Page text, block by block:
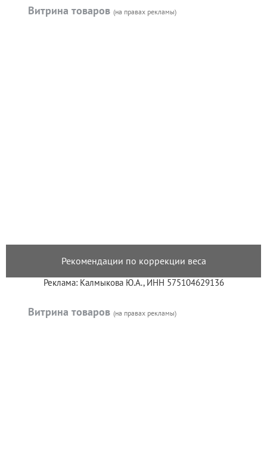
Витрина товаров (на правах рекламы)
Рекомендации по коррекции веса
Реклама: Калмыкова Ю.А., ИНН 575104629136
Витрина товаров (на правах рекламы)